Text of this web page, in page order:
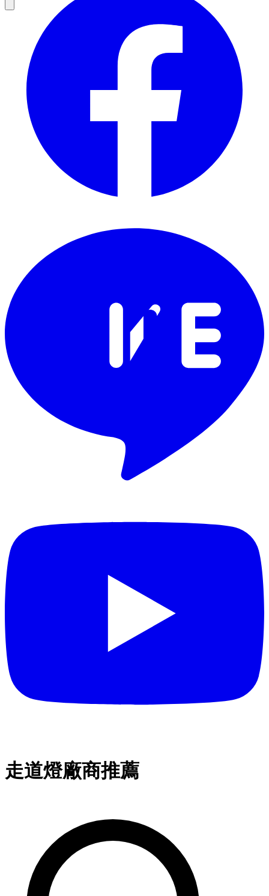
走道燈廠商推薦